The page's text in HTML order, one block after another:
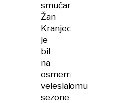
smučar
Žan
Kranjec
je
bil
na
osmem
veleslalomu
sezone